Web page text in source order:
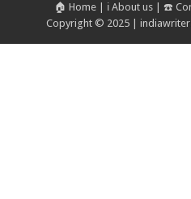
🏠 Home| ℹ️ About us| ☎️
Copyright © 2025 |